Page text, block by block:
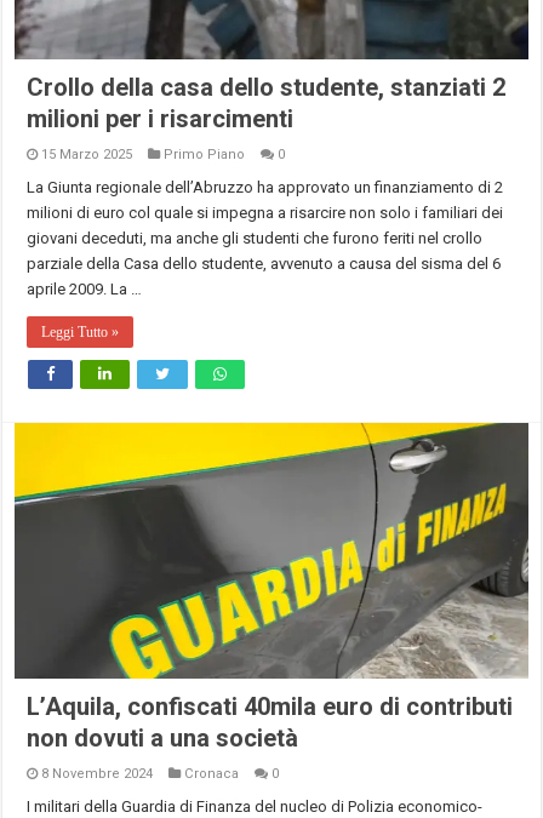
Crollo della casa dello studente, stanziati 2
milioni per i risarcimenti
15 Marzo 2025 Primo Piano 0
La Giunta regionale dell’Abruzzo ha approvato un finanziamento di 2
milioni di euro col quale si impegna a risarcire non solo i familiari dei
giovani deceduti, ma anche gli studenti che furono feriti nel crollo
parziale della Casa dello studente, avvenuto a causa del sisma del 6
aprile 2009. La …
Leggi Tutto »
L’Aquila, confiscati 40mila euro di contributi
non dovuti a una società
8 Novembre 2024 Cronaca 0
I militari della Guardia di Finanza del nucleo di Polizia economico-